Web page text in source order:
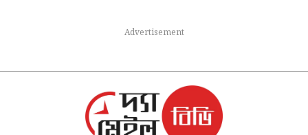
Advertisement